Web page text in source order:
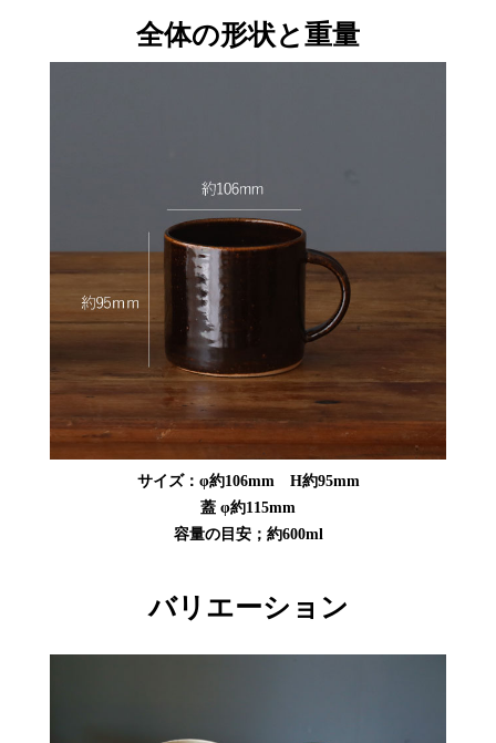
全体の形状と重量
サイズ：φ約106mm H約95mm
蓋 φ約115mm
容量の目安；約600ml
バリエーション